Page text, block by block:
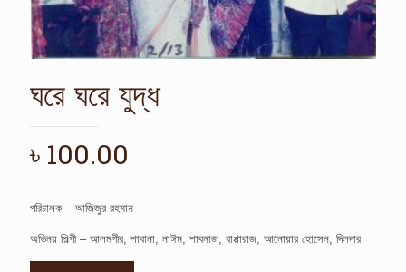
ঘরে ঘরে যুদ্ধ
৳ 100.00
পরিচালক – আজিজুর রহমান
অভিনয় শিল্পী – আলমগীর, শাবানা, নাঈম, শাবনাজ, বাপ্পারাজ, আনোয়ার হোসেন, দিলদার